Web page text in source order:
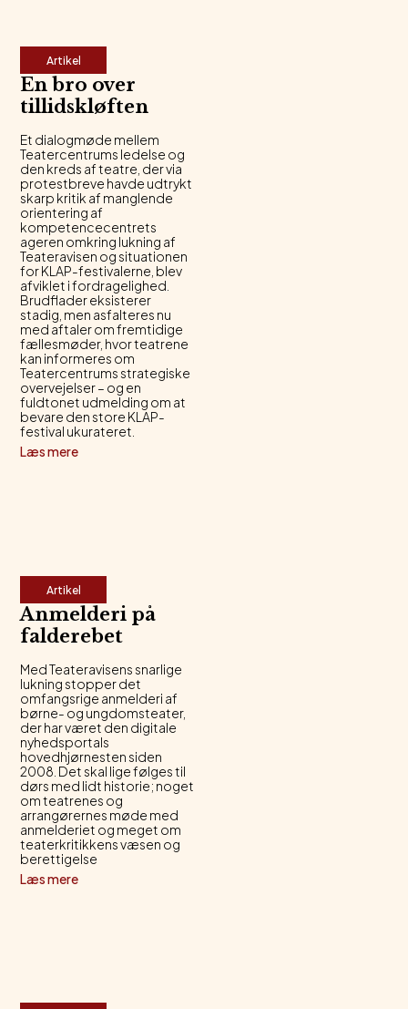
Artikel
En bro over
tillidskløften
Et dialogmøde mellem
Teatercentrums ledelse og
den kreds af teatre, der via
protestbreve havde udtrykt
skarp kritik af manglende
orientering af
kompetencecentrets
ageren omkring lukning af
Teateravisen og situationen
for KLAP-festivalerne, blev
afviklet i fordragelighed.
Brudflader eksisterer
stadig, men asfalteres nu
med aftaler om fremtidige
fællesmøder, hvor teatrene
kan informeres om
Teatercentrums strategiske
overvejelser – og en
fuldtonet udmelding om at
bevare den store KLAP-
festival ukurateret.
Læs mere
Artikel
Anmelderi på
falderebet
Med Teateravisens snarlige
lukning stopper det
omfangsrige anmelderi af
børne- og ungdomsteater,
der har været den digitale
nyhedsportals
hovedhjørnesten siden
2008. Det skal lige følges til
dørs med lidt historie; noget
om teatrenes og
arrangørernes møde med
anmelderiet og meget om
teaterkritikkens væsen og
berettigelse
Læs mere